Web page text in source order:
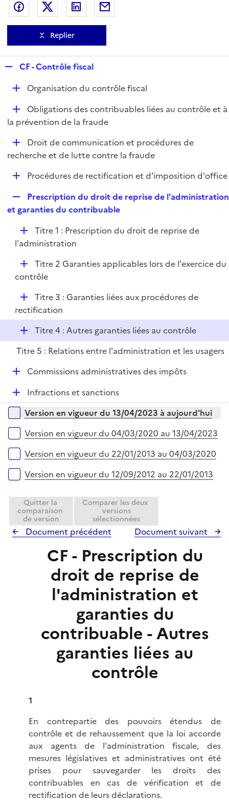
Partager sur Facebook
Partager sur Twitter
Partager sur LinkedIn
Replier
p
l
i
e
r
CF - Contrôle fiscal
D
l
r
Organisation du contrôle fiscal
D
é
i
Obligations des contribuables liées au contrôle et à
la prévention de la fraude
D
é
r
Droit de communication et procédures de
recherche et de lutte contre la fraude
D
l
i
e
r
Procédures de rectification et d'imposition d'office
e
l
i
e
r
Prescription du droit de reprise de l'administration
et garanties du contribuable
D
é
i
r
Titre 1 : Prescription du droit de reprise de
l'administration
D
é
i
Titre 2 Garanties applicables lors de l'exercice du
contrôle
D
é
p
e
r
Titre 3 : Garanties liées aux procédures de
rectification
D
é
p
l
e
r
Titre 4 : Autres garanties liées au contrôle
Titre 5 : Relations entre l'administration et les usagers
D
e
Commissions administratives des impôts
D
é
p
e
Infractions et sanctions
Versions sur la période
Version en vigueur du 13/04/2023 à aujourd'hui
Version en vigueur du 04/03/2020 au 13/04/2023
Version en vigueur du 22/01/2013 au 04/03/2020
Version en vigueur du 12/09/2012 au 22/01/2013
Quitter la
comparaison
de version
Comparer les deux
versions
sélectionnées
Document précédent Document suivant
CF - Prescription du
droit de reprise de
l'administration et
garanties du
contribuable - Autres
garanties liées au
contrôle
1
En contrepartie des pouvoirs étendus de
contrôle et de rehaussement que la loi accorde
aux agents de l'administration fiscale, des
mesures législatives et administratives ont été
prises pour sauvegarder les droits des
contribuables en cas de vérification et de
rectification de leurs déclarations.